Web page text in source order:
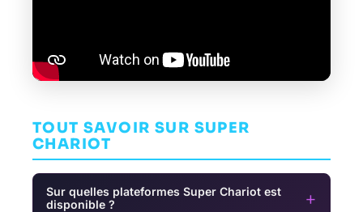
TOUT SAVOIR SUR SUPER
CHARIOT
Sur quelles plateformes Super Chariot est
disponible ?
+